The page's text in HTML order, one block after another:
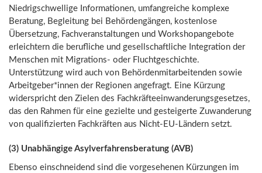
Niedrigschwellige Informationen, umfangreiche komplexe
Beratung, Begleitung bei Behördengängen, kostenlose
Übersetzung, Fachveranstaltungen und Workshopangebote
erleichtern die berufliche und gesellschaftliche Integration der
Menschen mit Migrations- oder Fluchtgeschichte.
Unterstützung wird auch von Behördenmitarbeitenden sowie
Arbeitgeber*innen der Regionen angefragt. Eine Kürzung
widerspricht den Zielen des Fachkräfteeinwanderungsgesetzes,
das den Rahmen für eine gezielte und gesteigerte Zuwanderung
von qualifizierten Fachkräften aus Nicht-EU-Ländern setzt.
(3) Unabhängige Asylverfahrensberatung (AVB)
Ebenso einschneidend sind die vorgesehenen Kürzungen im